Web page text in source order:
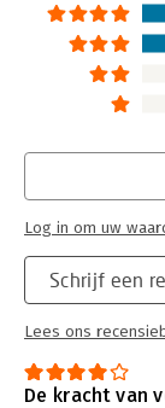
bedrijf en hoe
Lees verder
Schrijf een
Lees ons
Log in om uw
De kracht van